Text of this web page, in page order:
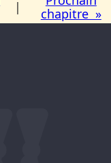
|
chapitre »